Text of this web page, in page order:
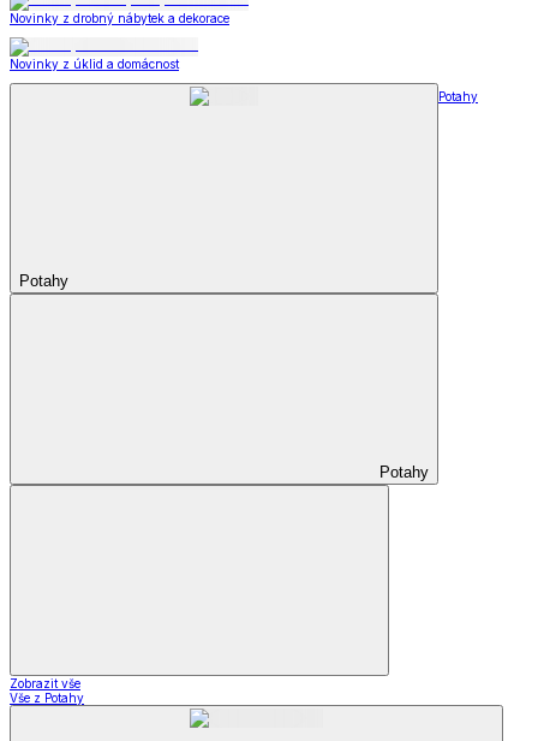
Novinky z drobný nábytek a dekorace
Novinky z úklid a domácnost
Potahy
Potahy
Potahy
Zobrazit vše
Vše z Potahy